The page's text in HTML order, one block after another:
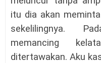
itu dia akan
sekelilingnya.
memancing
ditertawakan. Aku